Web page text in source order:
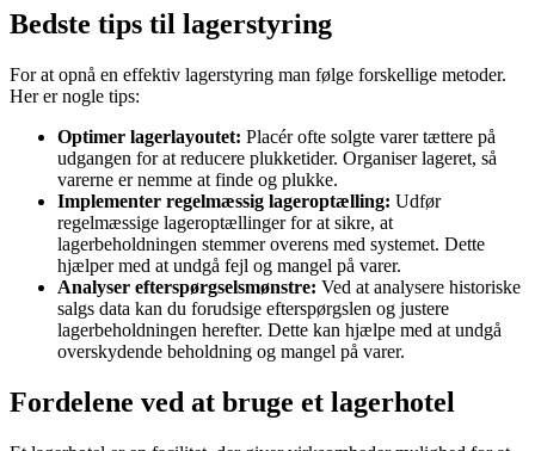
Bedste tips til lagerstyring
For at opnå en effektiv lagerstyring man følge forskellige metoder.
Her er nogle tips:
Optimer lagerlayoutet: Placér ofte solgte varer tættere på
udgangen for at reducere plukketider. Organiser lageret, så
varerne er nemme at finde og plukke.
Implementer regelmæssig lageroptælling: Udfør
regelmæssige lageroptællinger for at sikre, at
lagerbeholdningen stemmer overens med systemet. Dette
hjælper med at undgå fejl og mangel på varer.
Analyser efterspørgselsmønstre: Ved at analysere historiske
salgs data kan du forudsige efterspørgslen og justere
lagerbeholdningen herefter. Dette kan hjælpe med at undgå
overskydende beholdning og mangel på varer.
Fordelene ved at bruge et lagerhotel